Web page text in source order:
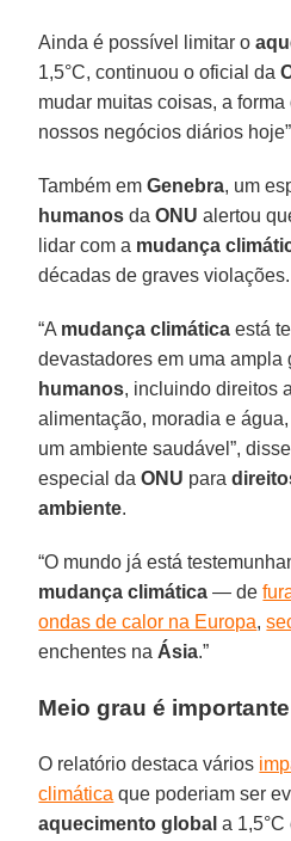
Ainda é possível limitar o
1,5°C, continuou o oficial da
mudar muitas coisas, a
nossos negócios diários
Também emGenebra, um
humanos daONU alertou
lidar com a mudança
décadas de graves violações.
“A mudança climática está
devastadores em uma
humanos, incluindo direitos
alimentação, moradia e
um ambiente saudável”, disse
especial daONU para
ambiente.
“O mundo já está
mudança climática — de
ondas de calor na Europa,
enchentes na Ásia.”
Meio grau é importante
O relatório destaca vários
climática que poderiam ser
aquecimento global a